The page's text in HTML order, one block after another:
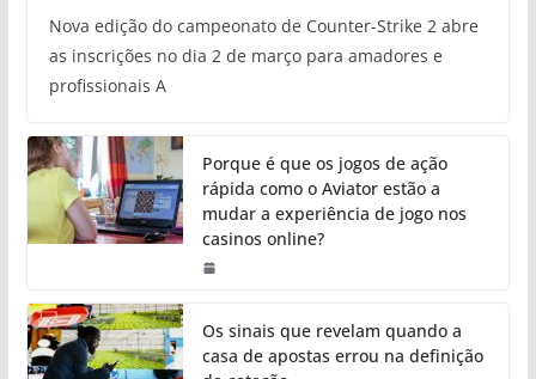
Nova edição do campeonato de Counter-Strike 2 abre
as inscrições no dia 2 de março para amadores e
profissionais A
Porque é que os jogos de ação
rápida como o Aviator estão a
mudar a experiência de jogo nos
casinos online?
Os sinais que revelam quando a
casa de apostas errou na definição